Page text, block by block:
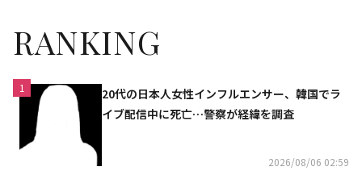
RANKING
1
20代の日本人女性インフルエンサー、韓国でラ
イブ配信中に死亡…警察が経緯を調査
2026/08/06 02:59